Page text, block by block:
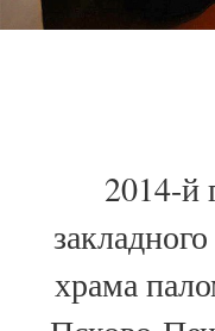
2014-й
храма